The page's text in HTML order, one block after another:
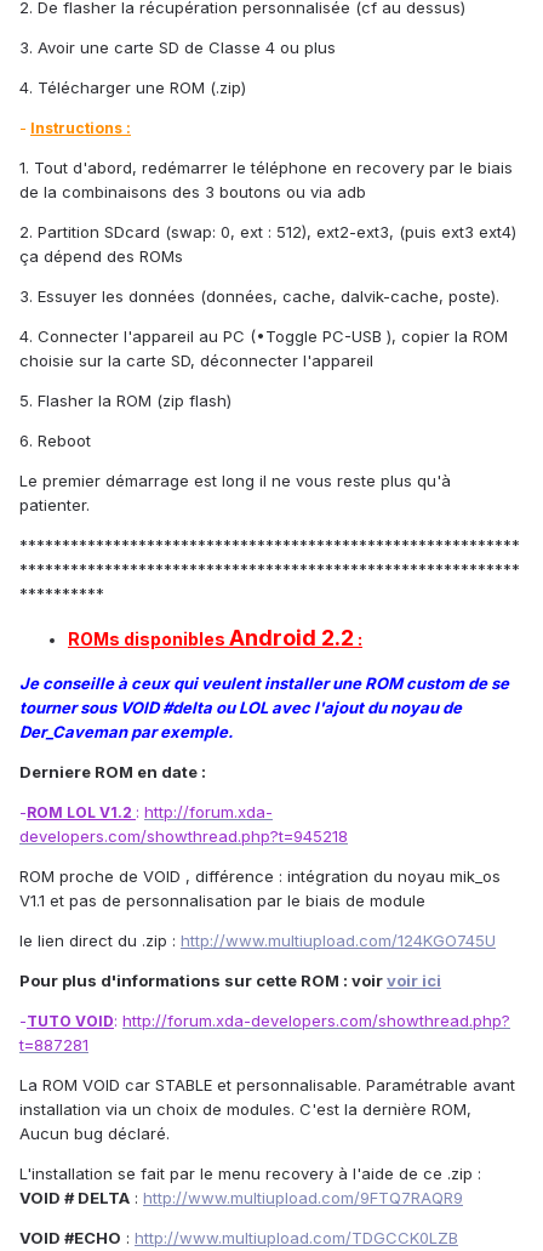
2. De flasher la récupération personnalisée (cf au dessus)
3. Avoir une carte SD de Classe 4 ou plus
4. Télécharger une ROM (.zip)
- Instructions :
1. Tout d'abord, redémarrer le téléphone en recovery par le biais
de la combinaisons des 3 boutons ou via adb
2. Partition SDcard (swap: 0, ext : 512), ext2-ext3, (puis ext3 ext4)
ça dépend des ROMs
3. Essuyer les données (données, cache, dalvik-cache, poste).
4. Connecter l'appareil au PC (•Toggle PC-USB ), copier la ROM
choisie sur la carte SD, déconnecter l'appareil
5. Flasher la ROM (zip flash)
6. Reboot
Le premier démarrage est long il ne vous reste plus qu'à
patienter.
***********************************************************
***********************************************************
**********
ROMs disponibles Android 2.2 :
Je conseille à ceux qui veulent installer une ROM custom de se
tourner sous VOID #delta ou LOL avec l'ajout du noyau de
Der_Caveman par exemple.
Derniere ROM en date :
-ROM LOL V1.2 : http://forum.xda-
developers.com/showthread.php?t=945218
ROM proche de VOID , différence : intégration du noyau mik_os
V1.1 et pas de personnalisation par le biais de module
le lien direct du .zip : http://www.multiupload.com/124KGO745U
Pour plus d'informations sur cette ROM : voirvoir ici
-TUTO VOID: http://forum.xda-developers.com/showthread.php?
t=887281
La ROM VOID car STABLE et personnalisable. Paramétrable avant
installation via un choix de modules. C'est la dernière ROM,
Aucun bug déclaré.
L'installation se fait par le menu recovery à l'aide de ce .zip :
VOID # DELTA : http://www.multiupload.com/9FTQ7RAQR9
VOID #ECHO : http://www.multiupload.com/TDGCCK0LZB